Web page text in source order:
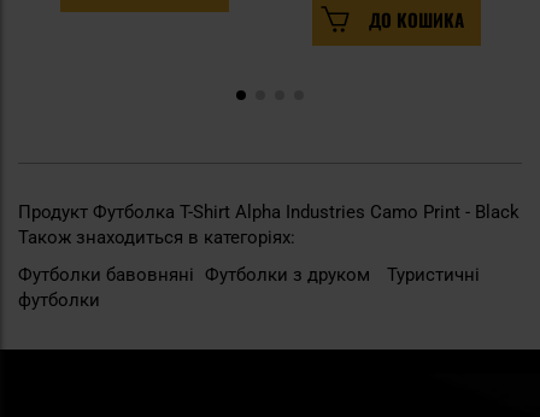
ДО КОШИКА
Продукт Футболка T-Shirt Alpha Industries Camo Print - Black
Також знаходиться в категоріях:
Футболки бавовняні Футболки з друком
Туристичні
футболки